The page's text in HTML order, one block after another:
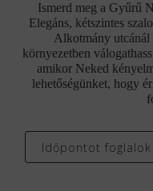
Ismerd meg a Gyűrű
Elegáns, kétszintes
Alkotmány utcánál
környezetben
amikor Neked
lehetőségünket, hogy
Időpontot